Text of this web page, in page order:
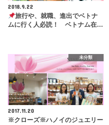
2018.9.22
旅行や、就職、進出でベトナ
ムに行く人必読！ ベトナム在…
未分類
2017.11.20
※クローズ※ハノイのジュエリー